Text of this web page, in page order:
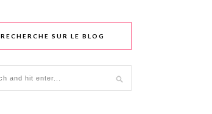
RECHERCHE SUR LE BLOG